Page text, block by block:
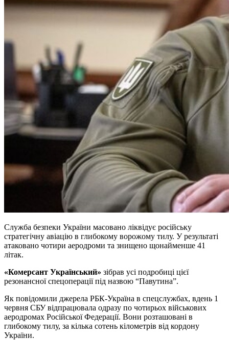
Служба безпеки України масовано ліквідує російську
стратегічну авіацію в глибокому ворожому тилу. У результаті
атаковано чотири аеродроми та знищено щонайменше 41
літак.
«Комерсант Український» зібрав усі подробиці цієї
резонансної спецоперації під назвою “Павутина”.
Як повідомили джерела РБК-Україна в спецслужбах, вдень 1
червня СБУ відпрацювала одразу по чотирьох військових
аеродромах Російської Федерації. Вони розташовані в
глибокому тилу, за кілька сотень кілометрів від кордону
України.